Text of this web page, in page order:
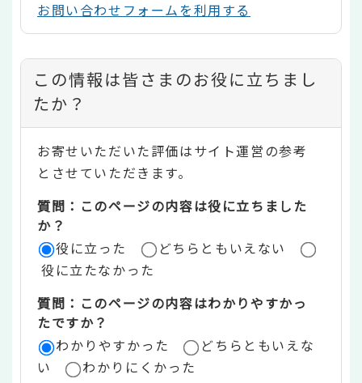
お問い合わせフォームを利用する
コ
ン
テ
ン
ツ
評
価
リ
ア
この情報は皆さまのお役に立ちまし
たか？
お寄せいただいた評価はサイト運営の参考
とさせていただきます。
質問：このページの内容は役に立ちました
か？
役に立った
どちらともいえない
役に立たなかった
質問：このページの内容はわかりやすかっ
たですか？
わかりやすかった
どちらともいえな
い
わかりにくかった